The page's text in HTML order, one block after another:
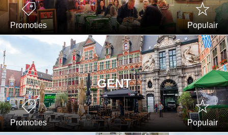
Promoties Populair
GENT
Promoties Populair